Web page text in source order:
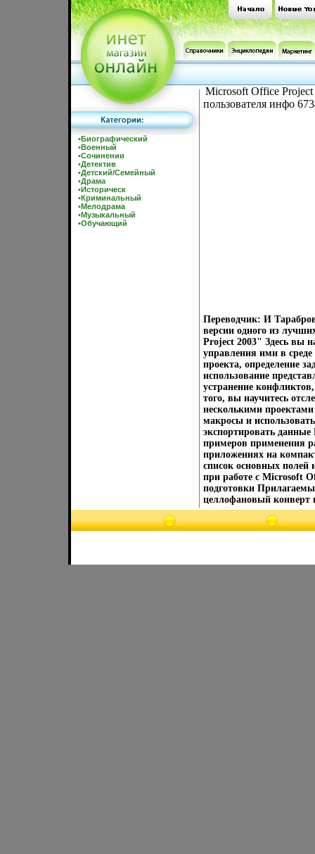
•Биографический
•Военный
•Сочинении
•Детектив
•Детский/Семейный
•Драма
•Историческ
•Криминальный
•Мелодрама
•Музыкальный
•Обучающий
Microsoft Office
пользователя инфо
Переводчик: И
версии одного из
Project 2003" Здесь вы
управления ими в
проекта, определение
использование
устранение
того, вы научитесь
несколькими
макросы и
экспортировать данные
примеров применения
приложениях на
список основных полей
при работе с Microsoft
подготовки
целлофановый